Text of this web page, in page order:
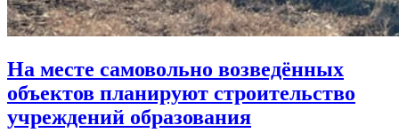
На месте самовольно возведённых
объектов планируют строительство
учреждений образования